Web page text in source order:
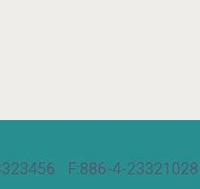
F:886-4-23321028